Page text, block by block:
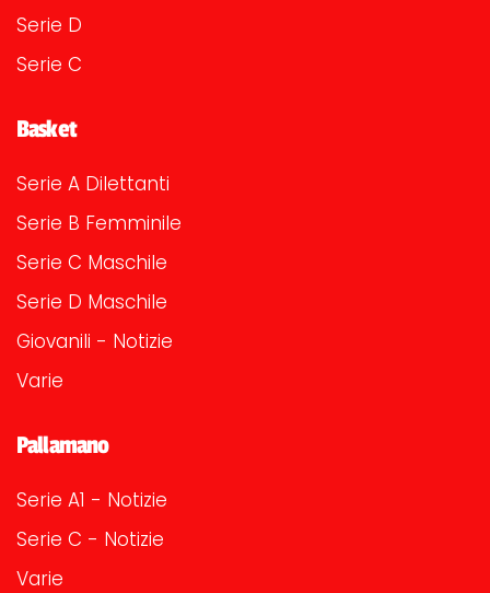
Serie D
Serie C
Basket
Serie A Dilettanti
Serie B Femminile
Serie C Maschile
Serie D Maschile
Giovanili - Notizie
Varie
Pallamano
Serie A1 - Notizie
Serie C - Notizie
Varie